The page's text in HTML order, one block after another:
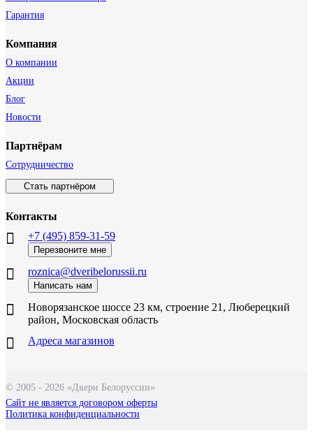
Гарантия
Компания
О компании
Акции
Блог
Новости
Партнёрам
Сотрудничество
Стать партнёром
Контакты
+7 (495) 859-31-59
Перезвоните мне
roznica@dveribelorussii.ru
Написать нам
Новорязанское шоссе 23 км, строение 21, Люберецкий
район, Московская область
Адреса магазинов
© 2005 - 2026 «Двери Белоруссии»
Сайт не является договором оферты
Политика конфиденциальности